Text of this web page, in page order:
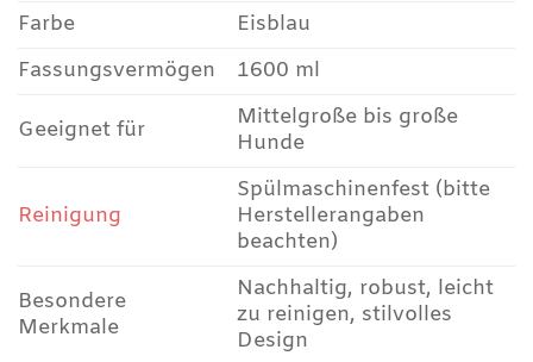
Farbe
Eisblau
Fassungsvermögen
1600 ml
Geeignet für
Mittelgroße bis große
Hunde
Reinigung
Spülmaschinenfest (bitte
Herstellerangaben
beachten)
Besondere
Merkmale
Nachhaltig, robust, leicht
zu reinigen, stilvolles
Design